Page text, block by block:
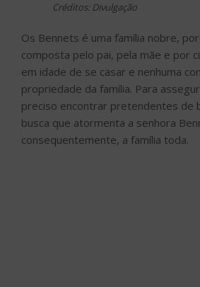
Créditos: Divulgação
Os Bennets é uma família nobre,
composta pelo pai, pela mãe e por
em idade de se casar e nenhuma
propriedade da família. Para
preciso encontrar pretendentes de
busca que atormenta a senhora
consequentemente, a família toda.